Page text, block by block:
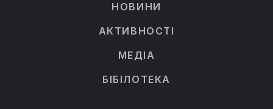
НОВИНИ
АКТИВНОСТІ
МЕДІА
БІБІЛОТЕКА